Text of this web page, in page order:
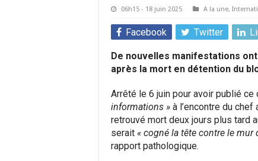
06h15 - 18 juin 2025 A la une,
Facebook Twitter
De nouvelles manifestations
après la mort en détention du
Arrêté le 6 juin pour avoir publié
informations » à l’encontre du
retrouvé mort deux jours plus tard
serait « cogné la tête contre le mur
rapport pathologique.